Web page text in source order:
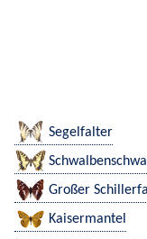
Segelfalter
Großer
Kaisermantel